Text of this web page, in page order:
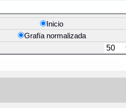
Inicio
Grafía normalizada